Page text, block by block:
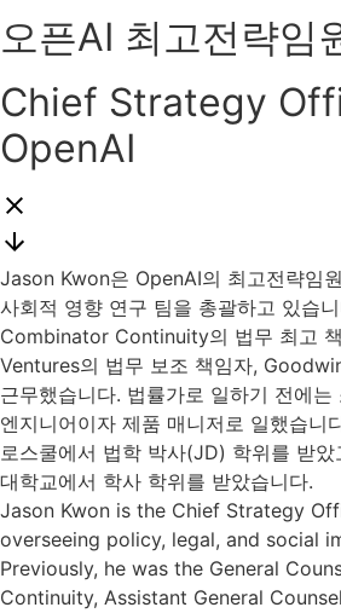
오픈AI 최고전략임
Chief Strategy
OpenAI
Jason Kwon은 OpenAI의 최고전략임
사회적 영향 연구 팀을 총괄하고 있습
Combinator Continuity의 법무 최고
Ventures의 법무 보조 책임자,
근무했습니다. 법률가로 일하기 전에는
엔지니어이자 제품 매니저로 일했습니
로스쿨에서 법학 박사(JD) 학위를 받았
대학교에서 학사 학위를 받았습니다.
Jason Kwon is the Chief Strategy
overseeing policy, legal, and social
Previously, he was the General
Continuity, Assistant General